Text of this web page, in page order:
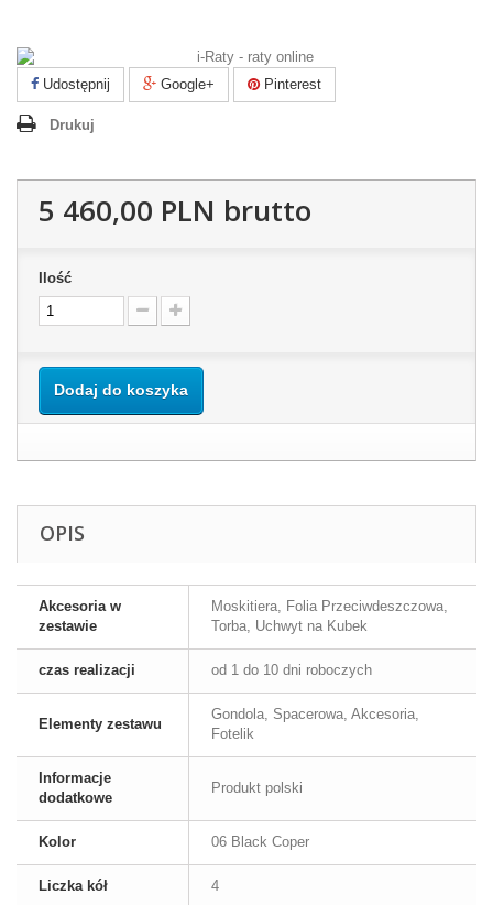
Udostępnij Google+ Pinterest
Drukuj
5 460,00 PLN brutto
Ilość
Dodaj do koszyka
OPIS
Akcesoria w
zestawie
Moskitiera, Folia Przeciwdeszczowa,
Torba, Uchwyt na Kubek
czas realizacji od 1 do 10 dni roboczych
Elementy zestawu
Gondola, Spacerowa, Akcesoria,
Fotelik
Informacje
dodatkowe
Produkt polski
Kolor 06 Black Coper
Liczka kół 4